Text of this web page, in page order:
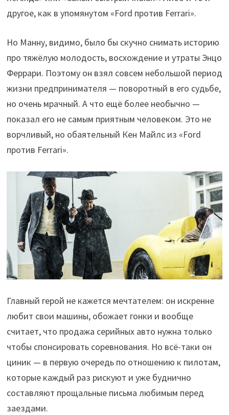
другое, как в упомянутом «Ford против Ferrari».
Но Манну, видимо, было бы скучно снимать историю
про тяжёлую молодость, восхождение и утраты Энцо
Феррари. Поэтому он взял совсем небольшой период
жизни предпринимателя — поворотный в его судьбе,
но очень мрачный. А что ещё более необычно —
показал его не самым приятным человеком. Это не
ворчливый, но обаятельный Кен Майлс из «Ford
против Ferrari».
Главный герой не кажется мечтателем: он искренне
любит свои машины, обожает гонки и вообще
считает, что продажа серийных авто нужна только
чтобы спонсировать соревнования. Но всё-таки он
циник — в первую очередь по отношению к пилотам,
которые каждый раз рискуют и уже буднично
составляют прощальные письма любимым перед
заездами.